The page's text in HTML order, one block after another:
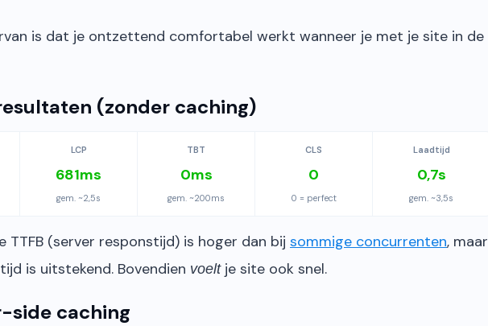
is dat je ontzettend comfortabel werkt wanneer je met je site in de
(zonder caching)
LCP
681ms
gem. ~2,5s
TBT
0ms
gem. ~200ms
CLS
0
0 = perfect
Laadtijd
0,7s
gem. ~3,5s
TTFB (server responstijd) is hoger dan bij sommige concurrenten, maar
is uitstekend. Bovendien voeltje site ook snel.
side caching